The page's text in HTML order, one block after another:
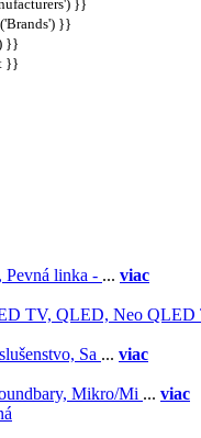
}}
}}
}}
}}
Pevná linka - ... viac
TV, QLED, Neo QLED
Sa ... viac
Mikro/Mi ... viac